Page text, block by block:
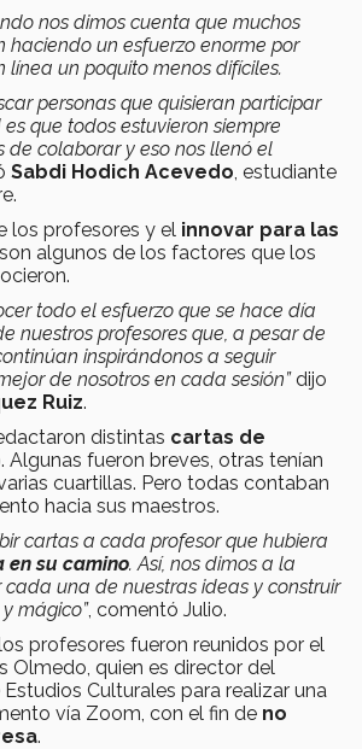
nos dimos cuenta que muchos
haciendo un esfuerzo enorme por
línea un poquito menos difíciles.
personas que quisieran participar
que todos estuvieron siempre
de colaborar y eso nos llenó el
Sabdi Hodich Acevedo , estudiante
los profesores y el innovar para las
son algunos de los factores que los
todo el esfuerzo que se hace día
nuestros profesores que, a pesar de
inspirándonos a seguir
de nosotros en cada sesión”dijo
Ruiz.
distintas cartas de
. Algunas fueron breves, otras tenían
cuartillas. Pero todas contaban
hacia sus maestros.
cartas a cada profesor que hubiera
en su camino. Así, nos dimos a la
una de nuestras ideas y construir
mágico”, comentó Julio.
profesores fueron reunidos por el
Olmedo, quien es director del
Culturales para realizar una
vía Zoom, con el fin de no
.